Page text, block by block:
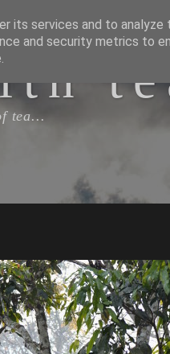
tea...
its services and to analyze
and security metrics to